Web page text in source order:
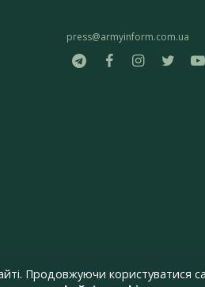
press@armyinform.com.ua
Продовжуючи користуватися